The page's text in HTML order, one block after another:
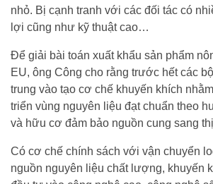
nhỏ. Bị cạnh tranh với các đối tác có
lợi cũng như kỹ thuật cao…
Để giải bài toán xuất khẩu sản phẩm
EU, ông Công cho rằng trước hết các
trung vào tạo cơ chế khuyến khích
triển vùng nguyên liệu đạt chuẩn theo
và hữu cơ đảm bảo nguồn cung sang
Có cơ chế chính sách với vận chuyển
nguồn nguyên liệu chất lượng, khuyến